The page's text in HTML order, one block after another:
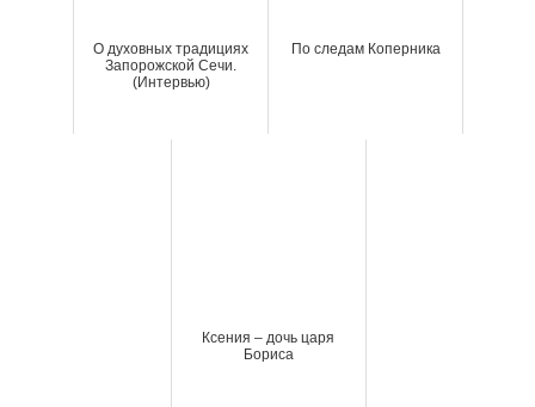
О духовных традициях
Запорожской Сечи.
(Интервью)
По следам Коперника
Ксения – дочь царя
Бориса